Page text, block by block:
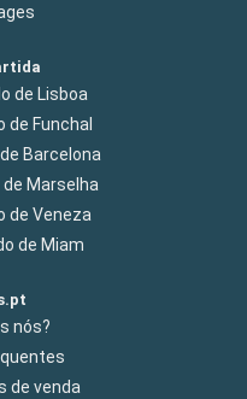
de Lisboa
de Funchal
Barcelona
Marselha
de Veneza
de Miam
nós?
de venda